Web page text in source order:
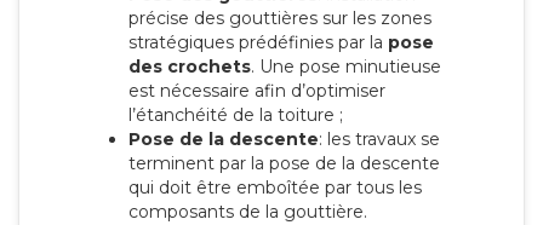
précise des gouttières sur les zones
stratégiques prédéfinies par la pose
des crochets. Une pose minutieuse
est nécessaire afin d’optimiser
l’étanchéité de la toiture ;
Pose de la descente: les travaux se
terminent par la pose de la descente
qui doit être emboîtée par tous les
composants de la gouttière.